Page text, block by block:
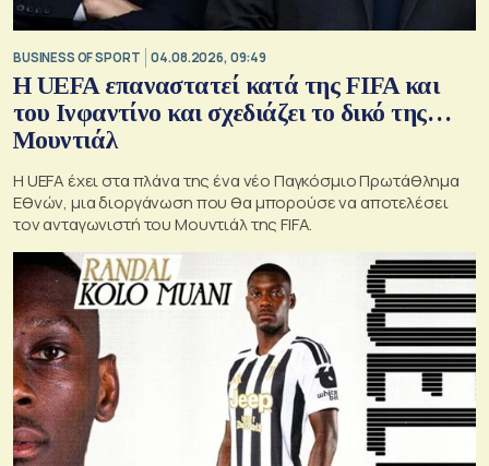
BUSINESS OF SPORT 04.08.2026, 09:49
Η UEFA επαναστατεί κατά της FIFA και
του Ινφαντίνο και σχεδιάζει το δικό της…
Μουντιάλ
Η UEFA έχει στα πλάνα της ένα νέο Παγκόσμιο Πρωτάθλημα
Εθνών, μια διοργάνωση που θα μπορούσε να αποτελέσει
τον ανταγωνιστή του Μουντιάλ της FIFA.